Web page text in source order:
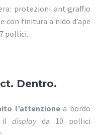
protezioni antigraffio
finitura a nido d’ape
pollici.
Dentro.
l’attenzionea bordo
il displayda 10 pollici